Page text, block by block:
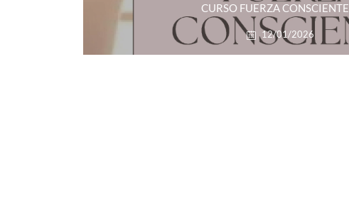
CURSO FUERZA CONSCIENTE
12/01/2026